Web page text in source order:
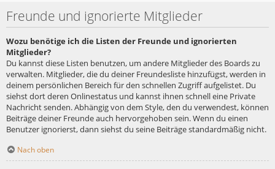
Freunde und ignorierte Mitglieder
Wozu benötige ich die Listen der Freunde und ignorierten
Mitglieder?
Du kannst diese Listen benutzen, um andere Mitglieder des Boards zu
verwalten. Mitglieder, die du deiner Freundesliste hinzufügst, werden in
deinem persönlichen Bereich für den schnellen Zugriff aufgelistet. Du
siehst dort deren Onlinestatus und kannst ihnen schnell eine Private
Nachricht senden. Abhängig von dem Style, den du verwendest, können
Beiträge deiner Freunde auch hervorgehoben sein. Wenn du einen
Benutzer ignorierst, dann siehst du seine Beiträge standardmäßig nicht.
Nach oben